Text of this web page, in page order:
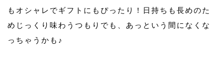
もオシャレでギフトにもぴったり！日持ちも長めのた
めじっくり味わうつもりでも、あっという間になくな
っちゃうかも♪